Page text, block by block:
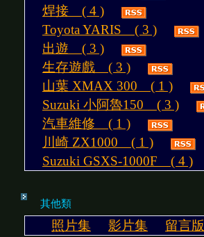
焊接 ( 4 )
Toyota YARIS ( 3 )
出遊 ( 3 )
生存遊戲 ( 3 )
山葉 XMAX 300 ( 1 )
Suzuki 小阿魯150 ( 3 )
汽車維修 ( 1 )
川崎 ZX1000 ( 1 )
Suzuki GSXS-1000F ( 4 )
其他類
照片集 影片集 留言版